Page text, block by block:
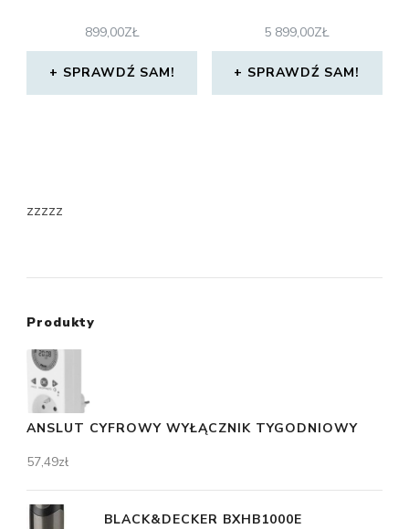
899,00ZŁ
SPRAWDŹ SAM!
5 899,00ZŁ
SPRAWDŹ SAM!
zzzzz
Produkty
ANSLUT CYFROWY WYŁĄCZNIK TYGODNIOWY
57,49zł
BLACK&DECKER BXHB1000E